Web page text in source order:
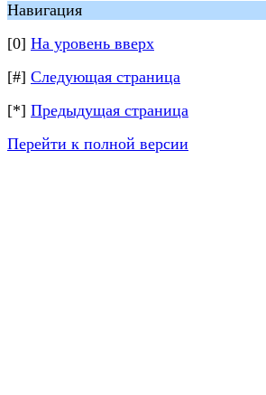
Навигация
[0] На уровень вверх
[#] Следующая страница
[*] Предыдущая страница
Перейти к полной версии